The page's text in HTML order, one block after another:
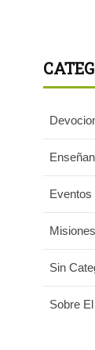
Eventos
Misiones
Sin
Sobre